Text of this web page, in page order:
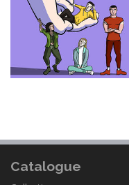
Catalogue